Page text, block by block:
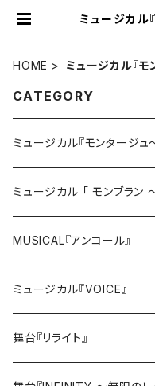
ミュージカル
HOME ミュージカル『
CATEGORY
ミュージカル『モンタージ
ミュージカル 「 モンブラン
MUSICAL『アンコール』
ミュージカル『VOICE』
舞台『リライト』